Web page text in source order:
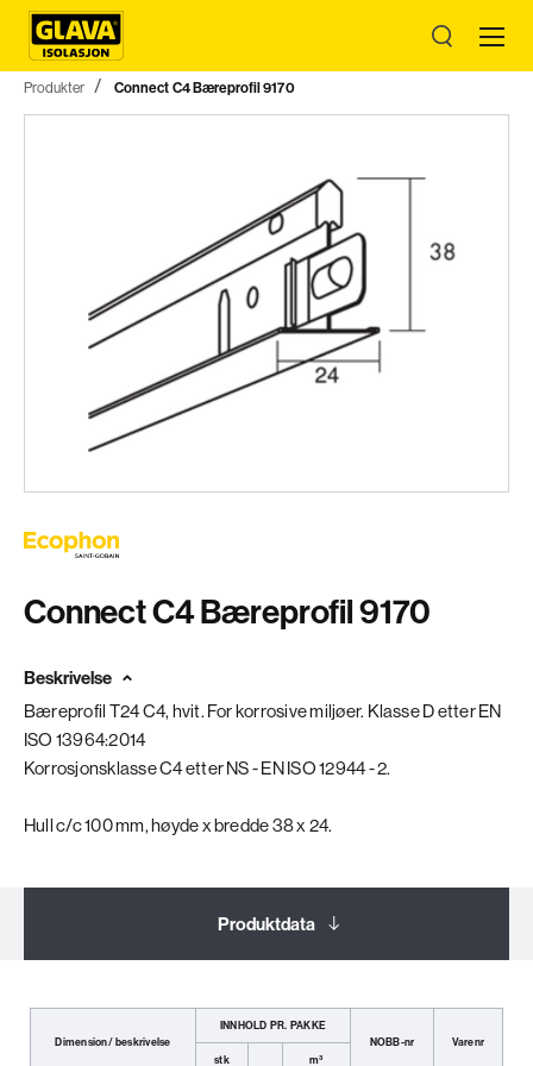
Produkter Connect C4 Bæreprofil 9170
Connect C4 Bæreprofil 9170
Beskrivelse
Bæreprofil T24 C4, hvit. For korrosive miljøer. Klasse D etter EN
ISO 13964:2014
Korrosjonsklasse C4 etter NS - EN ISO 12944 - 2.
Hull c/c 100 mm, høyde x bredde 38 x 24.
Produktdata
Dimension/ beskrivelse
INNHOLD PR. PAKKE
NOBB-nr
Varenr
stk
m³